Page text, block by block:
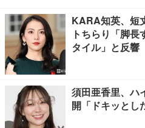
KARA知英、短
トちらり「脚
タイル」と反響
須田亜香里、ハ
開「ドキッとし